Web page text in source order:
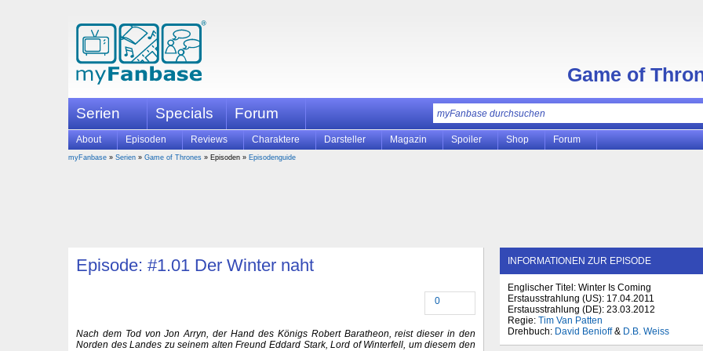
Game of
Serien Specials Forum
About Episoden Reviews Charaktere Darsteller Magazin Spoiler Shop Forum
myFanbase » Serien » Game of Thrones » Episoden » Episodenguide
Episode: #1.01 Der Winter naht
0
Nach dem Tod von Jon Arryn, der Hand des Königs Robert Baratheon, reist dieser in den
Norden des Landes zu seinem alten Freund Eddard Stark, Lord of Winterfell, um diesem den
INFORMATIONEN ZUR EPISODE
Englischer Titel: Winter Is Coming
Erstausstrahlung (US): 17.04.2011
Erstausstrahlung (DE): 23.03.2012
Regie: Tim Van Patten
Drehbuch: David Benioff& D.B. Weiss